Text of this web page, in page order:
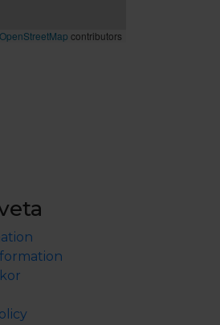
OpenStreetMap contributors